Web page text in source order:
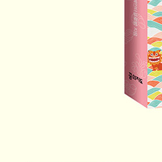
오키나와를 남기다
성이 충만한 오키나와 디자인 편집숍
오키나와, 오키나와 제품 전문숍
의 알로하셔츠, 가리유시 웨어 전문숍
은 그릇, 오키나와 도자기 & 유리공예
의 방앗간, 대형쇼핑몰 BEST 4
자, 오키나와 대표 쇼핑 리스트